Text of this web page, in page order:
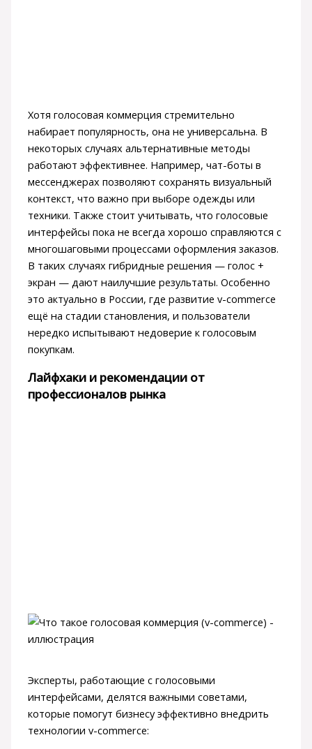
Хотя голосовая коммерция стремительно
набирает популярность, она не универсальна. В
некоторых случаях альтернативные методы
работают эффективнее. Например, чат-боты в
мессенджерах позволяют сохранять визуальный
контекст, что важно при выборе одежды или
техники. Также стоит учитывать, что голосовые
интерфейсы пока не всегда хорошо справляются с
многошаговыми процессами оформления заказов.
В таких случаях гибридные решения — голос +
экран — дают наилучшие результаты. Особенно
это актуально в России, где развитие v-commerce
ещё на стадии становления, и пользователи
нередко испытывают недоверие к голосовым
покупкам.
Лайфхаки и рекомендации от
профессионалов рынка
Эксперты, работающие с голосовыми
интерфейсами, делятся важными советами,
которые помогут бизнесу эффективно внедрить
технологии v-commerce: